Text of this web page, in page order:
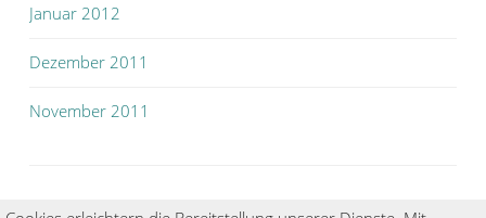
Januar 2012
Dezember 2011
November 2011